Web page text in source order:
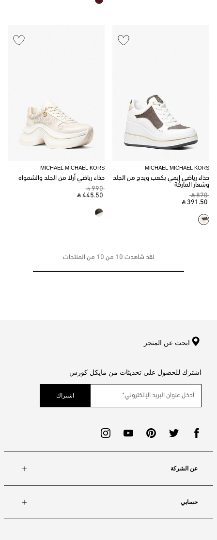
MICHAEL MICHAEL KORS
حذاء رياضي إيمي بكعب ويدج من الجلد
وشعار الماركة
‎ ⃁ 870 ‎
‎ ⃁ 391.50 ‎
MICHAEL MICHAEL KORS
حذاء رياضي أرلا من الجلد والشمواه
‎ ⃁ 990 ‎
‎ ⃁ 445.50 ‎
لقد شاهدت 10 من 10 من المنتجات
ابحث عن المتجر
اشترك للحصول على تحديثات من مايكل كورس
اشتراك
عن الشركة
حسابي